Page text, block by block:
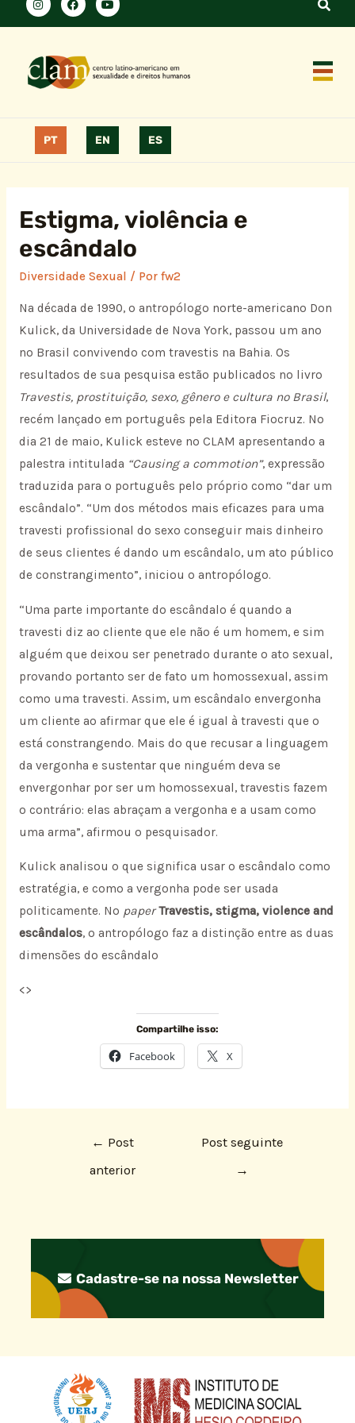
PT EN ES
Estigma, violência e
escândalo
Diversidade Sexual / Por fw2
Na década de 1990, o antropólogo norte-americano Don
Kulick, da Universidade de Nova York, passou um ano
no Brasil convivendo com travestis na Bahia. Os
resultados de sua pesquisa estão publicados no livro
Travestis, prostituição, sexo, gênero e cultura no Brasil,
recém lançado em português pela Editora Fiocruz. No
dia 21 de maio, Kulick esteve no CLAM apresentando a
palestra intitulada “Causing a commotion”, expressão
traduzida para o português pelo próprio como “dar um
escândalo”. “Um dos métodos mais eficazes para uma
travesti profissional do sexo conseguir mais dinheiro
de seus clientes é dando um escândalo, um ato público
de constrangimento”, iniciou o antropólogo.
“Uma parte importante do escândalo é quando a
travesti diz ao cliente que ele não é um homem, e sim
alguém que deixou ser penetrado durante o ato sexual,
provando portanto ser de fato um homossexual, assim
como uma travesti. Assim, um escândalo envergonha
um cliente ao afirmar que ele é igual à travesti que o
está constrangendo. Mais do que recusar a linguagem
da vergonha e sustentar que ninguém deva se
envergonhar por ser um homossexual, travestis fazem
o contrário: elas abraçam a vergonha e a usam como
uma arma”, afirmou o pesquisador.
Kulick analisou o que significa usar o escândalo como
estratégia, e como a vergonha pode ser usada
politicamente. No paper Travestis, stigma, violence and
escândalos, o antropólogo faz a distinção entre as duas
dimensões do escândalo
<>
Compartilhe isso:
Facebook X
← Post
anterior
Post seguinte
→
Cadastre-se na nossa Newsletter